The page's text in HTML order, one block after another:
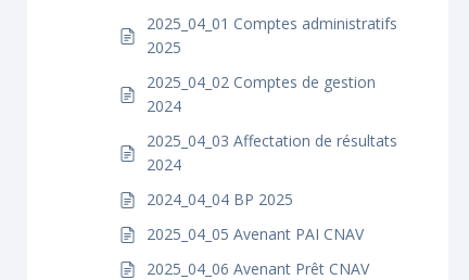
2025_04_01 Comptes administratifs
2025
2025_04_02 Comptes de gestion
2024
2025_04_03 Affectation de résultats
2024
2024_04_04 BP 2025
2025_04_05 Avenant PAI CNAV
2025_04_06 Avenant Prêt CNAV